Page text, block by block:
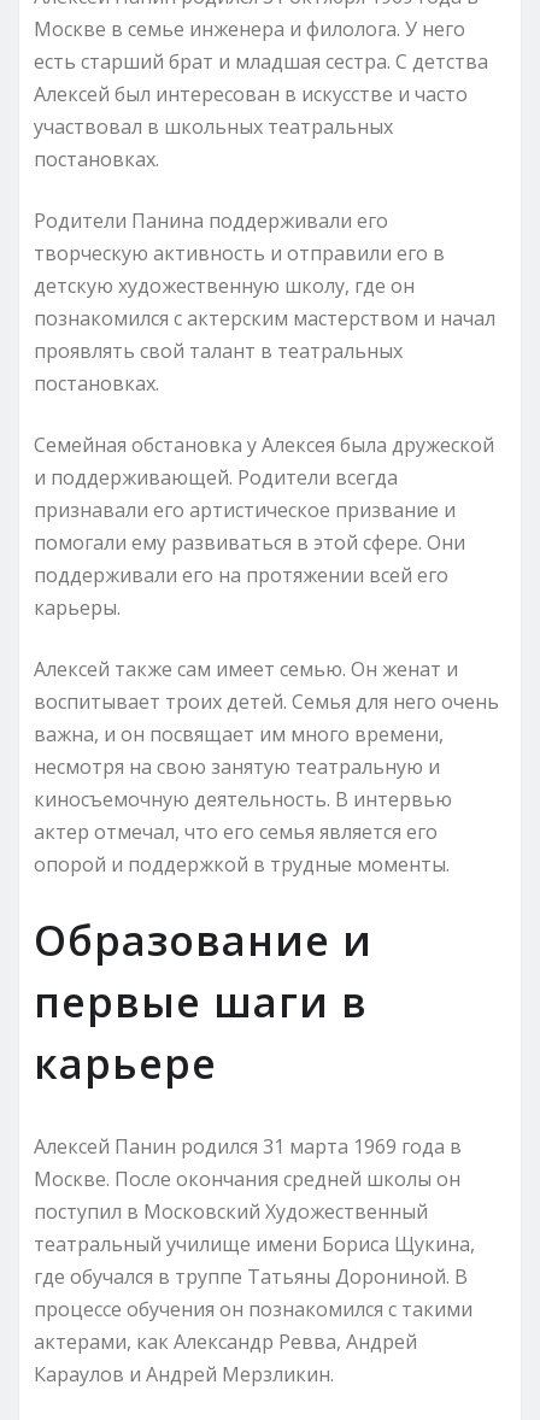
Москве в семье инженера и филолога. У него
есть старший брат и младшая сестра. С детства
Алексей был интересован в искусстве и часто
участвовал в школьных театральных
постановках.
Родители Панина поддерживали его
творческую активность и отправили его в
детскую художественную школу, где он
познакомился с актерским мастерством и начал
проявлять свой талант в театральных
постановках.
Семейная обстановка у Алексея была дружеской
и поддерживающей. Родители всегда
признавали его артистическое призвание и
помогали ему развиваться в этой сфере. Они
поддерживали его на протяжении всей его
карьеры.
Алексей также сам имеет семью. Он женат и
воспитывает троих детей. Семья для него очень
важна, и он посвящает им много времени,
несмотря на свою занятую театральную и
киносъемочную деятельность. В интервью
актер отмечал, что его семья является его
опорой и поддержкой в трудные моменты.
Образование и
первые шаги в
карьере
Алексей Панин родился 31 марта 1969 года в
Москве. После окончания средней школы он
поступил в Московский Художественный
театральный училище имени Бориса Щукина,
где обучался в труппе Татьяны Дорониной. В
процессе обучения он познакомился с такими
актерами, как Александр Ревва, Андрей
Караулов и Андрей Мерзликин.